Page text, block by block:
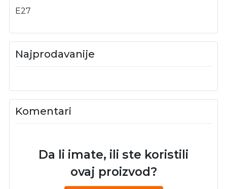
E27
Najprodavanije
Komentari
Da li imate, ili ste koristili
ovaj proizvod?